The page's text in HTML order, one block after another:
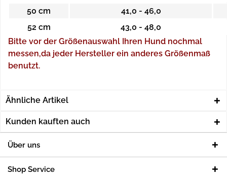
50 cm
41,0 - 46,0
52 cm
43,0 - 48,0
Bitte vor der Größenauswahl Ihren Hund nochmal
messen,da jeder Hersteller ein anderes Größenmaß
benutzt.
Ähnliche Artikel
Kunden kauften auch
Über uns
Shop Service